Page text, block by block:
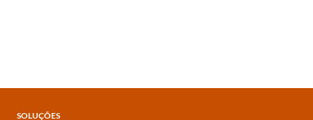
SOLUÇÕES